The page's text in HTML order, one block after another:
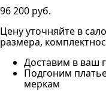
96 200 руб.
Цену уточняйте в
размера,
Доставим в ваш
Подгоним
меркам